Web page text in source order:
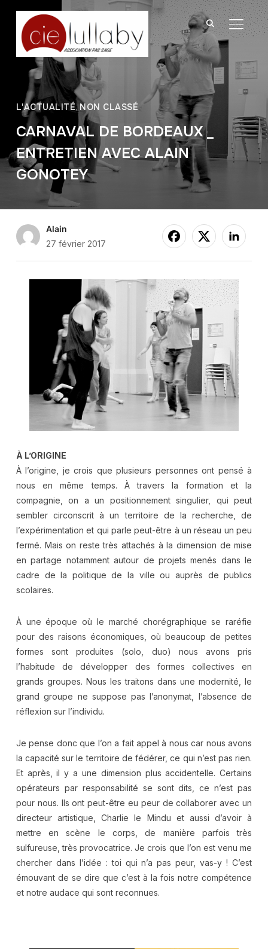
L'ACTUALITÉ,NON CLASSÉ
CARNAVAL DE BORDEAUX _
ENTRETIEN AVEC ALAIN
GONOTEY
Alain
27 février 2017
À L’ORIGINE
À l’origine, je crois que plusieurs personnes ont pensé à
nous en même temps. À travers la formation et la
compagnie, on a un positionnement singulier, qui peut
sembler circonscrit à un territoire de la recherche, de
l’expérimentation et qui parle peut-être à un réseau un peu
fermé. Mais on reste très attachés à la dimension de mise
en partage notamment autour de projets menés dans le
cadre de la politique de la ville ou auprès de publics
scolaires.
À une époque où le marché chorégraphique se raréfie
pour des raisons économiques, où beaucoup de petites
formes sont produites (solo, duo) nous avons pris
l’habitude de développer des formes collectives en
grands groupes. Nous les traitons dans une modernité, le
grand groupe ne suppose pas l’anonymat, l’absence de
réflexion sur l’individu.
Je pense donc que l’on a fait appel à nous car nous avons
la capacité sur le territoire de fédérer, ce qui n’est pas rien.
Et après, il y a une dimension plus accidentelle. Certains
opérateurs par responsabilité se sont dits, ce n’est pas
pour nous. Ils ont peut-être eu peur de collaborer avec un
directeur artistique, Charlie le Mindu et aussi d’avoir à
mettre en scène le corps, de manière parfois très
sulfureuse, très provocatrice. Je crois que l’on est venu me
chercher dans l’idée : toi qui n’a pas peur, vas-y ! C’est
émouvant de se dire que c’est à la fois notre compétence
et notre audace qui sont reconnues.